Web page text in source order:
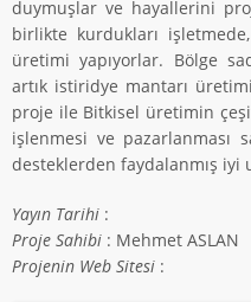
duymuşlar ve hayallerini
birlikte kurdukları
üretimi yapıyorlar. Bölge
artık istiridye mantarı
proje ile Bitkisel üretimin
işlenmesi ve pazarlanması
desteklerden faydalanmış iyi
Yayın Tarihi :
Proje Sahibi : Mehmet ASLAN
Projenin Web Sitesi :